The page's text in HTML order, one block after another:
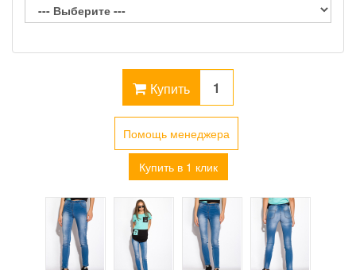
Купить
Помощь менеджера
Купить в 1 клик